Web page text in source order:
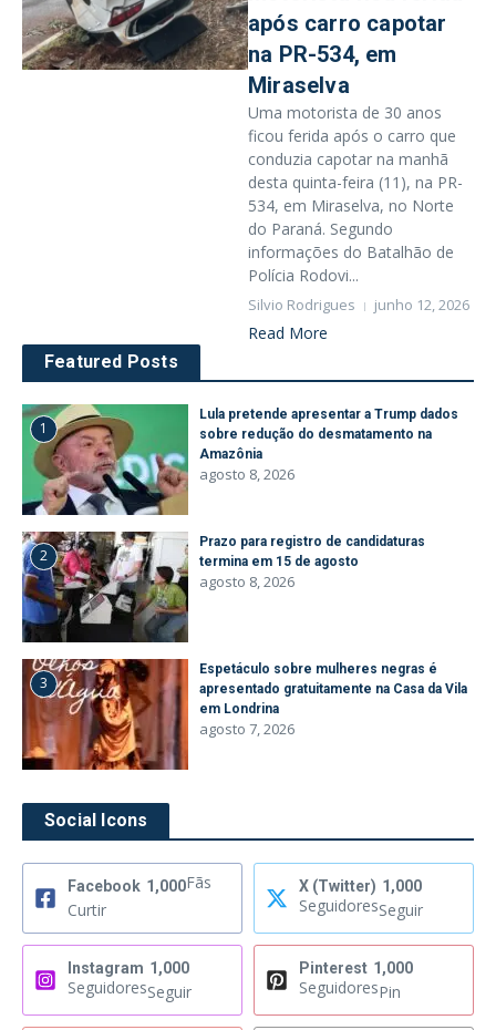
após carro capotar
na PR-534, em
Miraselva
Uma motorista de 30 anos
ficou ferida após o carro que
conduzia capotar na manhã
desta quinta-feira (11), na PR-
534, em Miraselva, no Norte
do Paraná. Segundo
informações do Batalhão de
Polícia Rodovi...
Silvio Rodrigues junho 12, 2026
Read More
Featured Posts
1
Lula pretende apresentar a Trump dados
sobre redução do desmatamento na
Amazônia
agosto 8, 2026
2
Prazo para registro de candidaturas
termina em 15 de agosto
agosto 8, 2026
3
Espetáculo sobre mulheres negras é
apresentado gratuitamente na Casa da Vila
em Londrina
agosto 7, 2026
Social Icons
Facebook 1,000Fãs
Curtir
X (Twitter) 1,000
SeguidoresSeguir
Instagram 1,000
SeguidoresSeguir
Pinterest 1,000
SeguidoresPin